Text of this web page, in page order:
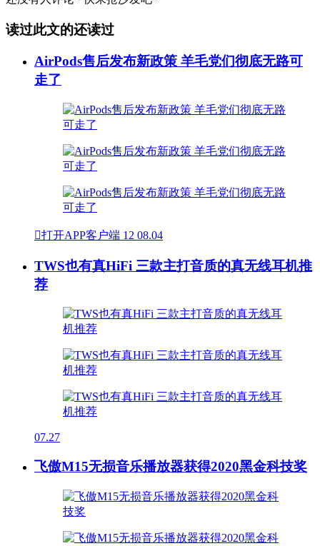
读过此文的还读过
AirPods售后发布新政策 羊毛党们彻底无路可
走了
打开APP客户端 12 08.04
TWS也有真HiFi 三款主打音质的真无线耳机推
荐
07.27
飞傲M15无损音乐播放器获得2020黑金科技奖